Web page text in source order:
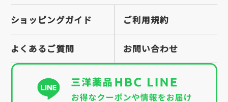
ショッピングガイド ご利用規約
よくあるご質問 お問い合わせ